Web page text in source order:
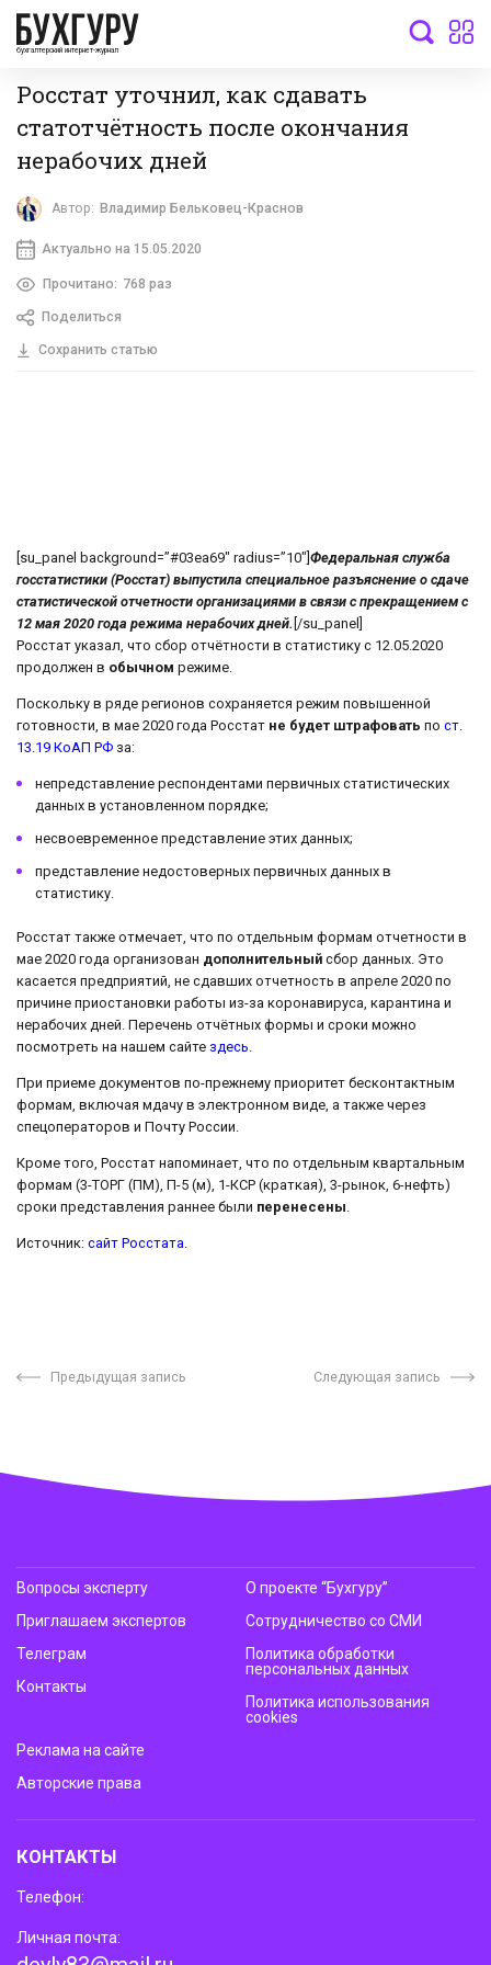
бухгалтерский интернет-журнал
Росстат уточнил, как сдавать
статотчётность после окончания
нерабочих дней
Автор: Владимир Бельковец-Краснов
Актуально на 15.05.2020
Прочитано: 768 раз
Поделиться
Сохранить статью
[su_panel background=”#03ea69″ radius=”10″] Федеральная служба
госстатистики (Росстат) выпустила специальное разъяснение о сдаче
статистической отчетности организациями в связи с прекращением с
12 мая 2020 года режима нерабочих дней. [/su_panel]
Росстат указал, что сбор отчётности в статистику с 12.05.2020
продолжен в обычном режиме.
Поскольку в ряде регионов сохраняется режим повышенной
готовности, в мае 2020 года Росстат не будет штрафовать по ст.
13.19 КоАП РФ за:
непредставление респондентами первичных статистических
данных в установленном порядке;
несвоевременное представление этих данных;
представление недостоверных первичных данных в
статистику.
Росстат также отмечает, что по отдельным формам отчетности в
мае 2020 года организован дополнительный сбор данных. Это
касается предприятий, не сдавших отчетность в апреле 2020 по
причине приостановки работы из-за коронавируса, карантина и
нерабочих дней. Перечень отчётных формы и сроки можно
посмотреть на нашем сайте здесь.
При приеме документов по-прежнему приоритет бесконтактным
формам, включая мдачу в электронном виде, а также через
спецоператоров и Почту России.
Кроме того, Росстат напоминает, что по отдельным квартальным
формам (3-ТОРГ (ПМ), П-5 (м), 1-КСР (краткая), 3-рынок, 6-нефть)
сроки представления раннее были перенесены
Источник: сайт Росстата
Предыдущая запись Следующая запись
Вопросы эксперту
Приглашаем экспертов
Телеграм
Контакты
О проекте “Бухгуру”
Сотрудничество со СМИ
Политика обработки
персональных данных
Политика использования
cookies
Реклама на сайте
Авторские права
КОНТАКТЫ
Телефон:
Личная почта: